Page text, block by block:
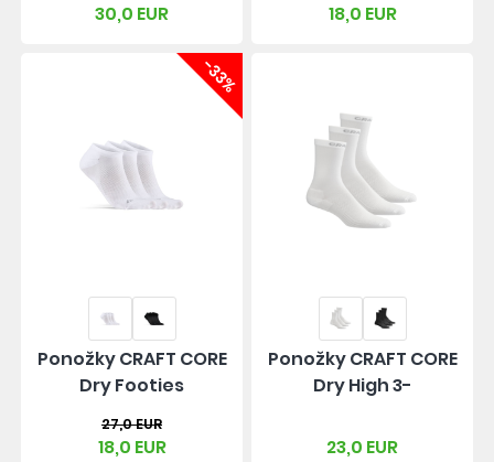
30,0 EUR 18,0 EUR
-33%
Ponožky CRAFT CORE
Dry Footies
27,0 EUR
18,0 EUR
Ponožky CRAFT CORE
Dry High 3-
23,0 EUR